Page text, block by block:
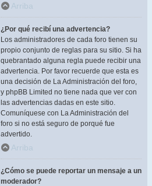
Arriba
¿Por qué recibí una advertencia?
Los administradores de cada foro tienen su
propio conjunto de reglas para su sitio. Si ha
quebrantado alguna regla puede recibir una
advertencia. Por favor recuerde que esta es
una decisión de La Administración del foro,
y phpBB Limited no tiene nada que ver con
las advertencias dadas en este sitio.
Comuníquese con La Administración del
foro si no está seguro de porqué fue
advertido.
Arriba
¿Cómo se puede reportar un mensaje a un
moderador?